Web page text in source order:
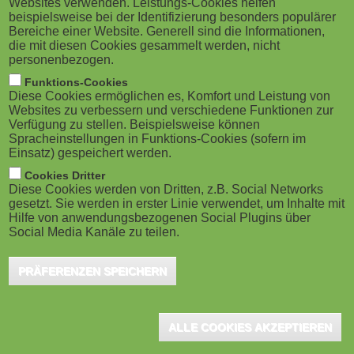
M
o
b
i
l
e
)
g
a
o
n
Lingen, Februar 2025 - Das Thema Lerncoaching spielt
in den Schulen eine immer größere Rolle. Doch, weg
vom Schlagwort: Was steckt eigentlich dahinter und
was würde eine konsequente Umsetzung bedeuten?
Bildungsexpertin Judith Hilmes am Ludwig-
Windthorst-Haus mit langjähriger Expertise aus der
Lehrkräftefortbildung fordert in diesem
Zusammenhang "vom traditionellen Frontalunterricht
radikal Abstand zu nehmen" und die Verantwortung
Schüler:innen zu übertragen. Zahlreiche Beispiele
Websites verwenden. Leistungs-Cookies helfen
beispielsweise bei der Identifizierung besonders populärer
Bereiche einer Website. Generell sind die Informationen,
die mit diesen Cookies gesammelt werden, nicht
personenbezogen.
Funktions-Cookies
Diese Cookies ermöglichen es, Komfort und Leistung von
Websites zu verbessern und verschiedene Funktionen zur
Verfügung zu stellen. Beispielsweise können
Spracheinstellungen in Funktions-Cookies (sofern im
Einsatz) gespeichert werden.
Cookies Dritter
Diese Cookies werden von Dritten, z.B. Social Networks
gesetzt. Sie werden in erster Linie verwendet, um Inhalte mit
Hilfe von anwendungsbezogenen Social Plugins über
Social Media Kanäle zu teilen.
PRÄFERENZEN SPEICHERN
ALLE COOKIES AKZEPTIEREN